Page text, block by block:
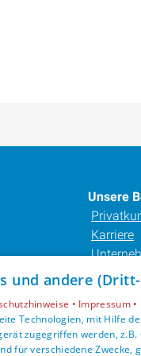
Unsere
Karriere
Kontakt
und andere
• Impressum •
Technologien, mit Hilfe
zugegriffen werden,
für verschiedene Zwecke,